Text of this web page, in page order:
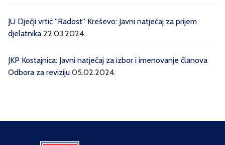
JU Dječji vrtić ''Radost'' Kreševo: Javni natječaj za prijem
djelatnika 22.03.2024.
JKP Kostajnica: Javni natječaj za izbor i imenovanje članova
Odbora za reviziju 05.02.2024.